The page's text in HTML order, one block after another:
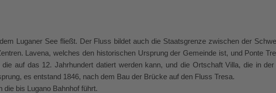
Luganer See fließt. Der Fluss bildet auch die Staatsgrenze zwischen der
Lavena, welches den historischen Ursprung der Gemeinde ist, und Ponte
auf das 12. Jahrhundert datiert werden kann, und die Ortschaft Villa, die in
es entstand 1846, nach dem Bau der Brücke auf den Fluss Tresa.
die bis Lugano Bahnhof führt.